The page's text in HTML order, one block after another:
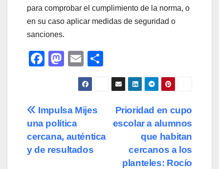
para comprobar el cumplimiento de la norma, o
en su caso aplicar medidas de seguridad o
sanciones.
F
e
b
o
o
M
o
d
o
n
E
m
ail
o
m
ar
tir
Navegación
de
entradas
Prioridad en cupo
escolar a alumnos
que habitan
cercanos a los
planteles: Rocío
Impulsa Mijes
una política
cercana, auténtica
y de resultados